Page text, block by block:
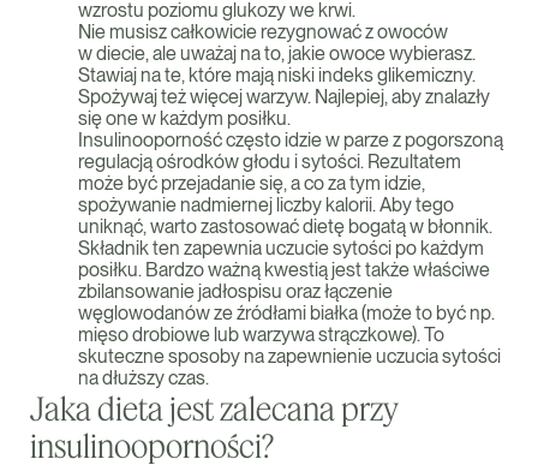
wzrostu poziomu glukozy we krwi.
Nie musisz całkowicie rezygnować z owoców
w diecie, ale uważaj na to, jakie owoce wybierasz.
Stawiaj na te, które mają niski indeks glikemiczny.
Spożywaj też więcej warzyw. Najlepiej, aby znalazły
się one w każdym posiłku.
Insulinooporność często idzie w parze z pogorszoną
regulacją ośrodków głodu i sytości. Rezultatem
może być przejadanie się, a co za tym idzie,
spożywanie nadmiernej liczby kalorii. Aby tego
uniknąć, warto zastosować dietę bogatą w błonnik.
Składnik ten zapewnia uczucie sytości po każdym
posiłku. Bardzo ważną kwestią jest także właściwe
zbilansowanie jadłospisu oraz łączenie
węglowodanów ze źródłami białka (może to być np.
mięso drobiowe lub warzywa strączkowe). To
skuteczne sposoby na zapewnienie uczucia sytości
na dłuższy czas.
Jaka dieta jest zalecana przy
insulinooporności?